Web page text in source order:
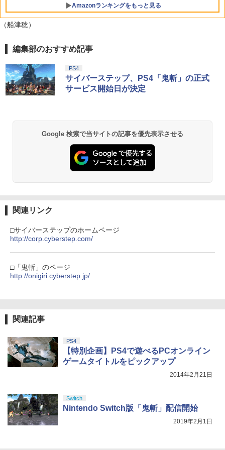
5
【楽天ブックス限定特典+特典】METAL
ダー+【早期購入封入特典】DLCチラシ)
￥3,670
Amazonランキングをもっと見る
1
Xbox プリペイドカード 10,000円 デジ
￥10,000
Xbox プリペイドカード 3,000円 デジタ
ルコード 【旧 Xbox ギフトカード】 [オ
ンラインコード]
￥3,000
￥1,000
ラー + USB-C® ケーブル
ンラインコード]
￥5,000
1
劇場版「鬼滅の刃」無限城編 第一章 猗
￥3,964
2
劇場版「鬼滅の刃」無限城編 第一章 猗
窩座再来 通常版 [DVD]
￥3,523
ルアイドルクラブ Bloom Garden Part
y』Blu-ray（特装限定版）
￥7,828
（船津稔）
編集部のおすすめ記事
PS4
サイバーステップ、PS4「鬼斬」の正式
サービス開始日が決定
Google 検索で当サイトの記事を優先表示させる
関連リンク
□サイバーステップのホームページ
http://corp.cyberstep.com/
□「鬼斬」のページ
http://onigiri.cyberstep.jp/
関連記事
PS4
【特別企画】PS4で遊べるPCオンライン
ゲームタイトルをピックアップ
2014年2月21日
Switch
Nintendo Switch版「鬼斬」配信開始
2019年2月1日